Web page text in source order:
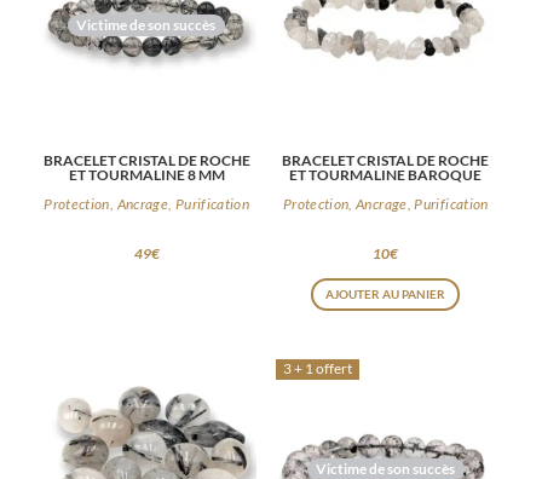
Victime de son succès
BRACELET CRISTAL DE ROCHE
ET TOURMALINE 8 MM
Protection, Ancrage, Purification
49€
BRACELET CRISTAL DE ROCHE
ET TOURMALINE BAROQUE
Protection, Ancrage, Purification
10€
AJOUTER AU PANIER
Victime de son succès
3 + 1 offert